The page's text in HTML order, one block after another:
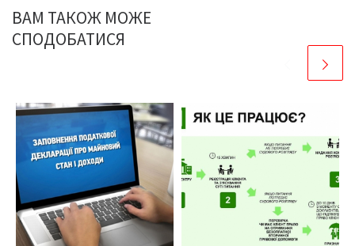
ВАМ ТАКОЖ МОЖЕ
СПОДОБАТИСЯ